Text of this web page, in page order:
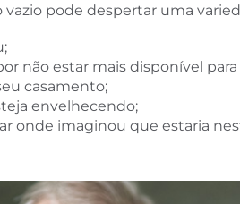
pode despertar uma
não estar mais disponível
casamento;
envelhecendo;
onde imaginou que estaria